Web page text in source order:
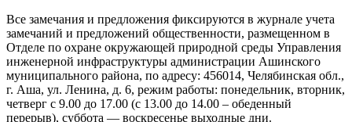
Все замечания и предложения фиксируются в журнале учета
замечаний и предложений общественности, размещенном в
Отделе по охране окружающей природной среды Управления
инженерной инфраструктуры администрации Ашинского
муниципального района, по адресу: 456014, Челябинская обл.,
г. Аша, ул. Ленина, д. 6, режим работы: понедельник, вторник,
четверг с 9.00 до 17.00 (с 13.00 до 14.00 – обеденный
перерыв), суббота — воскресенье выходные дни.